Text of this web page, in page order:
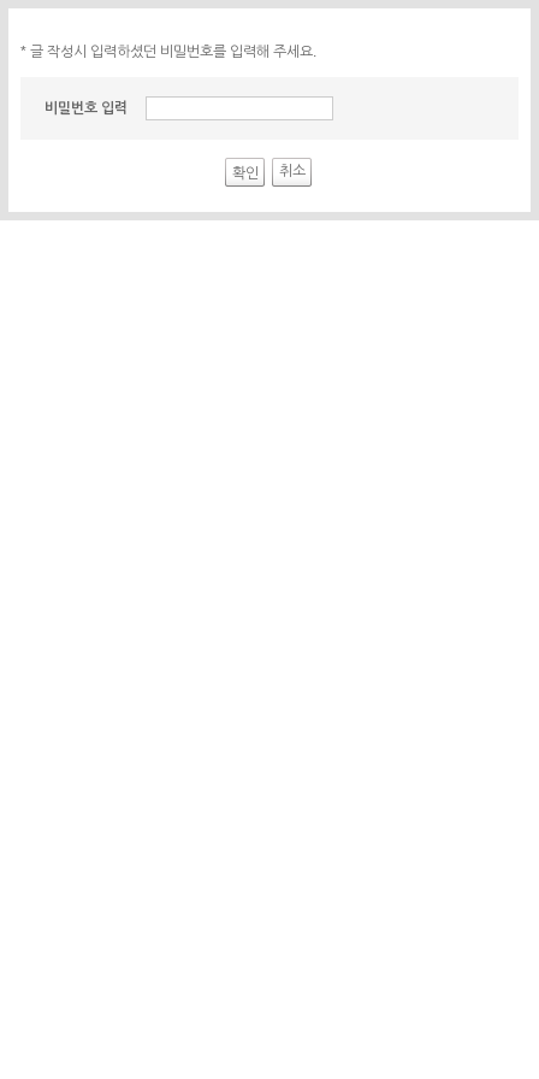
* 글 작성시 입력하셨던 비밀번호를 입력해 주세요.
비밀번호 입력
확인 취소